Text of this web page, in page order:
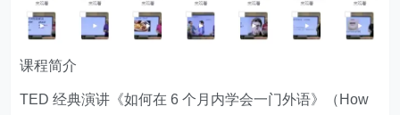
课程简介
TED 经典演讲《如何在 6 个月内学会一门外语》（How